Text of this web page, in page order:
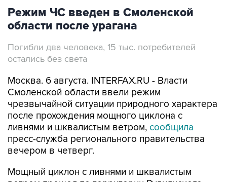
Режим ЧС введен в Смоленской
области после урагана
Погибли два человека, 15 тыс. потребителей
остались без света
Москва. 6 августа. INTERFAX.RU - Власти
Смоленской области ввели режим
чрезвычайной ситуации природного характера
после прохождения мощного циклона с
ливнями и шквалистым ветром, сообщила
пресс-служба регионального правительства
вечером в четверг.
Мощный циклон с ливнями и шквалистым